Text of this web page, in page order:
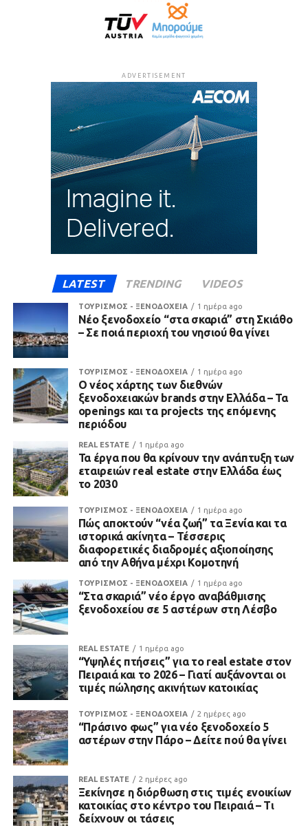
ADVERTISEMENT
LATEST TRENDING VIDEOS
ΤΟΥΡΙΣΜΟΣ - ΞΕΝΟΔΟΧΕΙΑ 1 ημέρα ago
Νέο ξενοδοχείο “στα σκαριά” στη Σκιάθο
– Σε ποιά περιοχή του νησιού θα γίνει
ΤΟΥΡΙΣΜΟΣ - ΞΕΝΟΔΟΧΕΙΑ 1 ημέρα ago
Ο νέος χάρτης των διεθνών
ξενοδοχειακών brands στην Ελλάδα – Τα
openings και τα projects της επόμενης
περιόδου
REAL ESTATE 1 ημέρα ago
Τα έργα που θα κρίνουν την ανάπτυξη των
εταιρειών real estate στην Ελλάδα έως
το 2030
ΤΟΥΡΙΣΜΟΣ - ΞΕΝΟΔΟΧΕΙΑ 1 ημέρα ago
Πώς αποκτούν “νέα ζωή” τα Ξενία και τα
ιστορικά ακίνητα – Τέσσερις
διαφορετικές διαδρομές αξιοποίησης
από την Αθήνα μέχρι Κομοτηνή
ΤΟΥΡΙΣΜΟΣ - ΞΕΝΟΔΟΧΕΙΑ 1 ημέρα ago
“Στα σκαριά” νέο έργο αναβάθμισης
ξενοδοχείου σε 5 αστέρων στη Λέσβο
REAL ESTATE 1 ημέρα ago
“Υψηλές πτήσεις” για το real estate στον
Πειραιά και το 2026 – Γιατί αυξάνονται οι
τιμές πώλησης ακινήτων κατοικίας
ΤΟΥΡΙΣΜΟΣ - ΞΕΝΟΔΟΧΕΙΑ 2 ημέρες ago
“Πράσινο φως” για νέο ξενοδοχείο 5
αστέρων στην Πάρο – Δείτε πού θα γίνει
REAL ESTATE 2 ημέρες ago
Ξεκίνησε η διόρθωση στις τιμές ενοικίων
κατοικίας στο κέντρο του Πειραιά – Τι
δείχνουν οι τάσεις